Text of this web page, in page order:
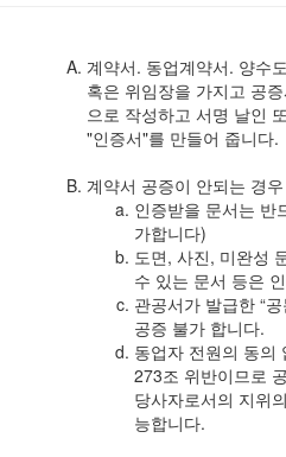
계약서. 동업계약서. 양수
혹은 위임장을 가지고 공
으로 작성하고 서명 날인
"인증서"를 만들어 줍니다.
계약서 공증이 안되는 경우
인증받을 문서는 반
가합니다)
도면, 사진, 미완성
수 있는 문서 등은
관공서가 발급한 “
공증 불가 합니다.
동업자 전원의 동의
273조 위반이므로
당사자로서의 지위
능합니다.